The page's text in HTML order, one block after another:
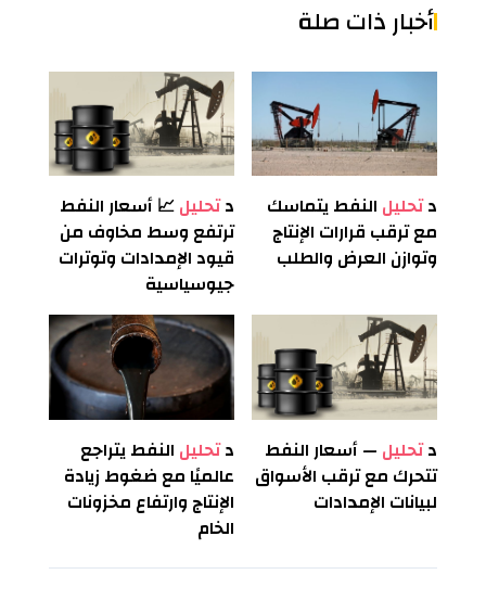
أخبار ذات صلة
دتحليل النفط يتماسك
مع ترقب قرارات الإنتاج
وتوازن العرض والطلب
دتحليل📈 أسعار النفط
ترتفع وسط مخاوف من
قيود الإمدادات وتوترات
جيوسياسية
دتحليل — أسعار النفط
تتحرك مع ترقب الأسواق
لبيانات الإمدادات
دتحليل النفط يتراجع
عالميًا مع ضغوط زيادة
الإنتاج وارتفاع مخزونات
الخام